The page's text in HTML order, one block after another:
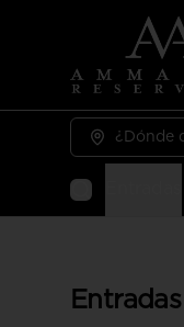
¿Dónde
Entradas